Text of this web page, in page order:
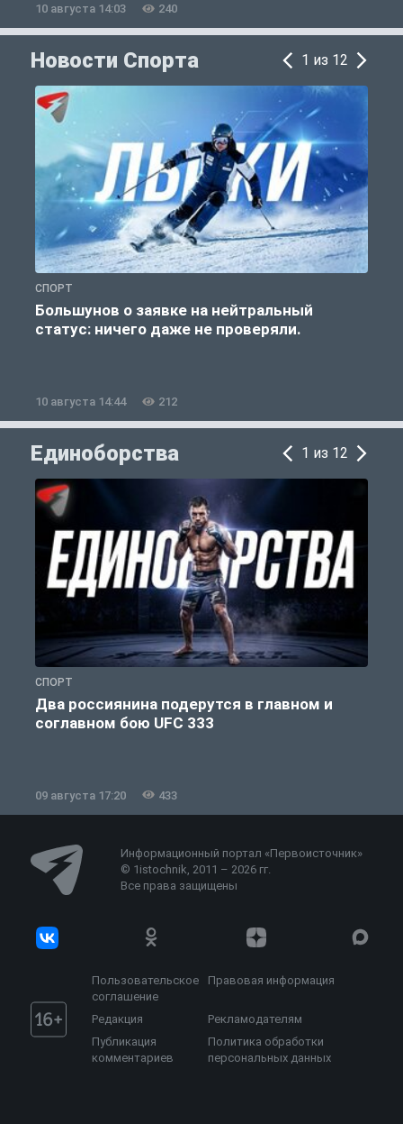
10 августа 14:03 240
Новости Спорта 1 из 12
СПОРТ
Большунов о заявке на нейтральный
статус: ничего даже не проверяли.
10 августа 14:44 212
Единоборства 1 из 12
СПОРТ
Два россиянина подерутся в главном и
соглавном бою UFC 333
09 августа 17:20 433
Информационный портал «Первоисточник»
© 1istochnik, 2011 – 2026 гг.
Все права защищены
Пользовательское
соглашение
Правовая информация
Редакция
Рекламодателям
Публикация
комментариев
Политика обработки
персональных данных